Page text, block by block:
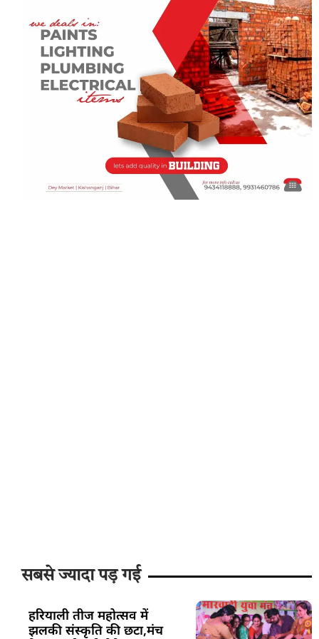
सबसे ज्यादा पड़ गई
हरियाली तीज महोत्सव में
झलकी संस्कृति की छटा,मंच